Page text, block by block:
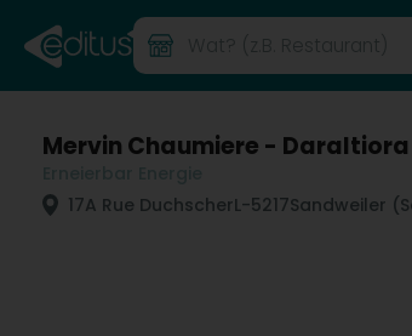
Mervin Chaumiere -
17A Rue DuchscherL-5217Sandweiler